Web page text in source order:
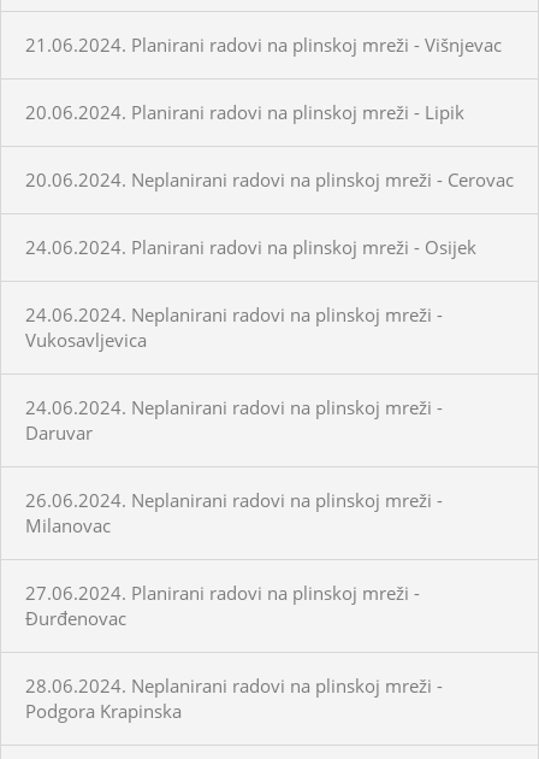
21.06.2024. Planirani radovi na plinskoj mreži - Višnjevac
20.06.2024. Planirani radovi na plinskoj mreži - Lipik
20.06.2024. Neplanirani radovi na plinskoj mreži - Cerovac
24.06.2024. Planirani radovi na plinskoj mreži - Osijek
24.06.2024. Neplanirani radovi na plinskoj mreži -
Vukosavljevica
24.06.2024. Neplanirani radovi na plinskoj mreži -
Daruvar
26.06.2024. Neplanirani radovi na plinskoj mreži -
Milanovac
27.06.2024. Planirani radovi na plinskoj mreži -
Đurđenovac
28.06.2024. Neplanirani radovi na plinskoj mreži -
Podgora Krapinska